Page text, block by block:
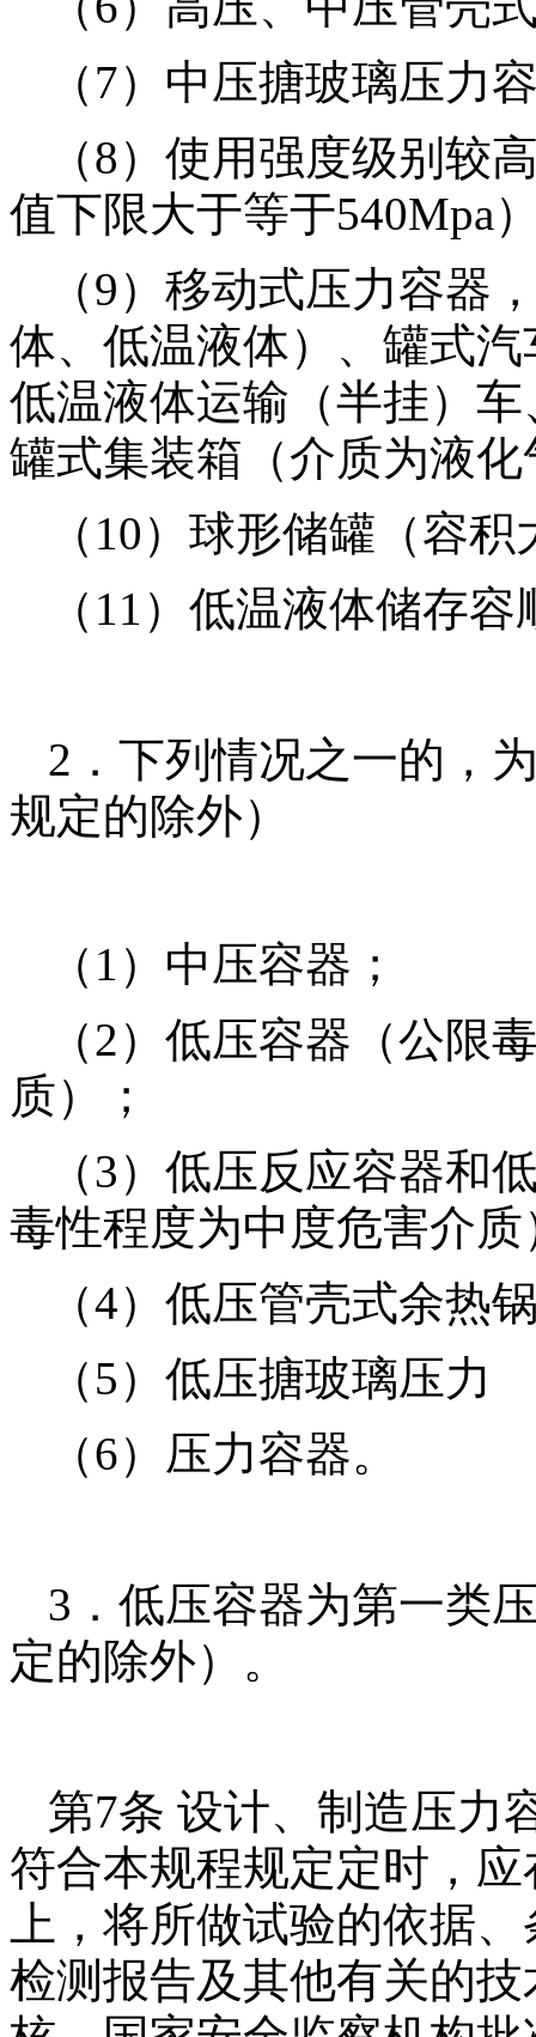
（7）中压搪玻璃压力
（8）使用强度级别较
值下限大于等于540Mpa
（9）移动式压力容器
体、低温液体）、罐式
低温液体运输（半挂）
罐式集装箱（介质为液
（10）球形储罐（容
（11）低温液体储存
2．下列情况之一的，
规定的除外）
（1）中压容器；
（2）低压容器（公限
质）；
（3）低压反应容器和
毒性程度为中度危害介质
（4）低压管壳式余热
（5）低压搪玻璃压力
（6）压力容器。
3．低压容器为第一类
定的除外）。
第7条 设计、制造压力
符合本规程规定定时，
上，将所做试验的依据
检测报告及其他有关的